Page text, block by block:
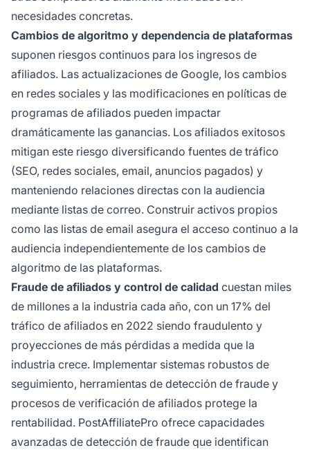
necesidades concretas.
Cambios de algoritmo y dependencia de plataformas
suponen riesgos continuos para los ingresos de
afiliados. Las actualizaciones de Google, los cambios
en redes sociales y las modificaciones en políticas de
programas de afiliados pueden impactar
dramáticamente las ganancias. Los afiliados exitosos
mitigan este riesgo diversificando fuentes de tráfico
(SEO, redes sociales, email, anuncios pagados) y
manteniendo relaciones directas con la audiencia
mediante listas de correo. Construir activos propios
como las listas de email asegura el acceso continuo a la
audiencia independientemente de los cambios de
algoritmo de las plataformas.
Fraude de afiliados y control de calidad cuestan miles
de millones a la industria cada año, con un 17% del
tráfico de afiliados en 2022 siendo fraudulento y
proyecciones de más pérdidas a medida que la
industria crece. Implementar sistemas robustos de
seguimiento, herramientas de detección de fraude y
procesos de verificación de afiliados protege la
rentabilidad. PostAffiliatePro ofrece capacidades
avanzadas de detección de fraude que identifican